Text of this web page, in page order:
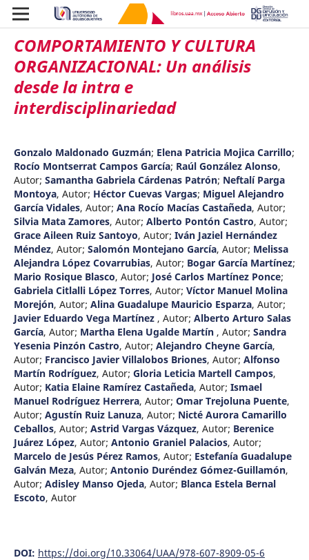
COMPORTAMIENTO Y CULTURA
ORGANIZACIONAL: Un análisis
desde la intra e
interdisciplinariedad
Gonzalo Maldonado Guzmán; Elena Patricia Mojica Carrillo;
Rocío Montserrat Campos García; Raúl González Alonso,
Autor; Samantha Gabriela Cárdenas Patrón; Neftalí Parga
Montoya, Autor; Héctor Cuevas Vargas; Miguel Alejandro
García Vidales, Autor; Ana Rocío Macías Castañeda, Autor;
Silvia Mata Zamores, Autor; Alberto Pontón Castro, Autor;
Grace Aileen Ruiz Santoyo, Autor; Iván Jaziel Hernández
Méndez, Autor; Salomón Montejano García, Autor; Melissa
Alejandra López Covarrubias, Autor; Bogar García Martínez;
Mario Rosique Blasco, Autor; José Carlos Martínez Ponce;
Gabriela Citlalli López Torres, Autor; Víctor Manuel Molina
Morejón, Autor; Alina Guadalupe Mauricio Esparza, Autor;
Javier Eduardo Vega Martínez , Autor; Alberto Arturo Salas
García, Autor; Martha Elena Ugalde Martín , Autor; Sandra
Yesenia Pinzón Castro, Autor; Alejandro Cheyne García,
Autor; Francisco Javier Villalobos Briones, Autor; Alfonso
Martín Rodríguez, Autor; Gloria Leticia Martell Campos,
Autor; Katia Elaine Ramírez Castañeda, Autor; Ismael
Manuel Rodríguez Herrera, Autor; Omar Trejoluna Puente,
Autor; Agustín Ruiz Lanuza, Autor; Nicté Aurora Camarillo
Ceballos, Autor; Astrid Vargas Vázquez, Autor; Berenice
Juárez López, Autor; Antonio Graniel Palacios, Autor;
Marcelo de Jesús Pérez Ramos, Autor; Estefanía Guadalupe
Galván Meza, Autor; Antonio Duréndez Gómez-Guillamón,
Autor; Adisley Manso Ojeda, Autor; Blanca Estela Bernal
Escoto, Autor
DOI: https://doi.org/10.33064/UAA/978-607-8909-05-6